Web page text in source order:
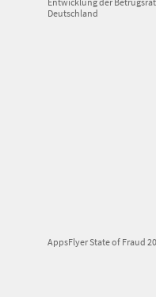
Deutschland
AppsFlyer State of Fraud